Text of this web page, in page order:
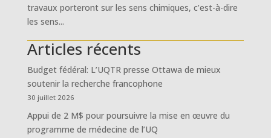
travaux porteront sur les sens chimiques, c’est-à-dire
les sens...
Articles récents
Budget fédéral: L’UQTR presse Ottawa de mieux
soutenir la recherche francophone
30 juillet 2026
Appui de 2 M$ pour poursuivre la mise en œuvre du
programme de médecine de l’UQ